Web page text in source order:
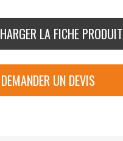
LA FICHE PRODUIT
DEMANDER UN DEVIS